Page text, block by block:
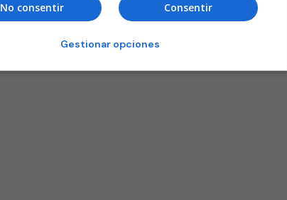
Consentir
No consentir
Gestionar opciones